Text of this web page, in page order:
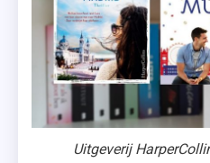
Uitgeverij